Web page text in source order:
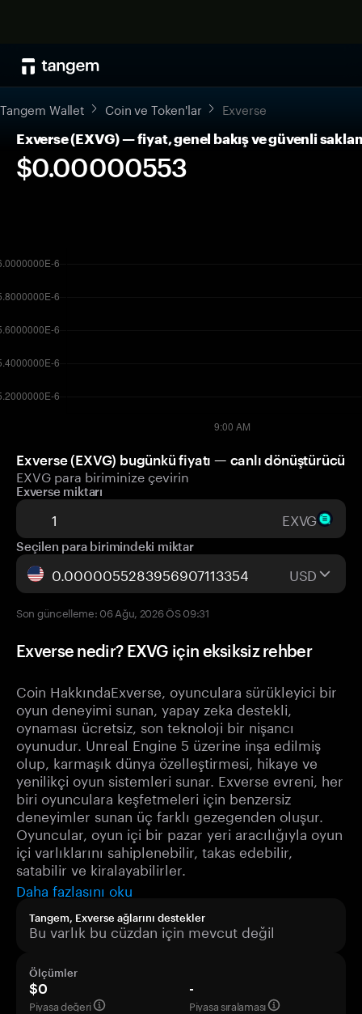
Tangem Wallet Coin ve Token'lar Exverse
Exverse (EXVG) — fiyat, genel bakış ve güvenli
$0.00000553
Exverse (EXVG) bugünkü fiyatı — canlı dönüştürücü
EXVG para biriminize çevirin
Exverse miktarı
EXVG
Seçilen para birimindeki miktar
USD
Son güncelleme: 06 Ağu, 2026 ÖS 09:31
Exverse nedir? EXVG için eksiksiz rehber
Coin HakkındaExverse, oyunculara sürükleyici bir
oyun deneyimi sunan, yapay zeka destekli,
oynaması ücretsiz, son teknoloji bir nişancı
oyunudur. Unreal Engine 5 üzerine inşa edilmiş
olup, karmaşık dünya özelleştirmesi, hikaye ve
yenilikçi oyun sistemleri sunar. Exverse evreni, her
biri oyunculara keşfetmeleri için benzersiz
deneyimler sunan üç farklı gezegenden oluşur.
Oyuncular, oyun içi bir pazar yeri aracılığıyla oyun
içi varlıklarını sahiplenebilir, takas edebilir,
satabilir ve kiralayabilirler.
Daha fazlasını oku
Tangem, Exverse ağlarını destekler
Bu varlık bu cüzdan için mevcut değil
Ölçümler
$0
Piyasa değeri
-
Piyasa sıralaması